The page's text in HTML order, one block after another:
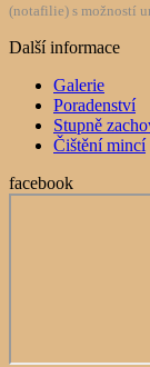
(notafilie) s možností
Další informace
Galerie
Poradenství
Stupně
Čištění mincí
facebook